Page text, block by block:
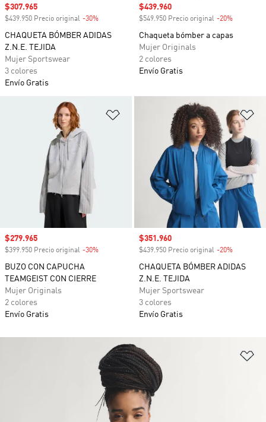
Precio de venta
$307.965
$439.950 Precio original -30%
CHAQUETA BÓMBER ADIDAS
Z.N.E. TEJIDA
Mujer Sportswear
3 colores
Envío Gratis
Precio de venta
$439.960
$549.950 Precio original -20%
Chaqueta bómber a capas
Mujer Originals
2 colores
Envío Gratis
Añadir a la lista de deseos
Precio de venta
$279.965
$399.950 Precio original -30%
BUZO CON CAPUCHA
TEAMGEIST CON CIERRE
Mujer Originals
2 colores
Envío Gratis
Precio de venta
$351.960
$439.950 Precio original -20%
CHAQUETA BÓMBER ADIDAS
Z.N.E. TEJIDA
Mujer Sportswear
3 colores
Envío Gratis